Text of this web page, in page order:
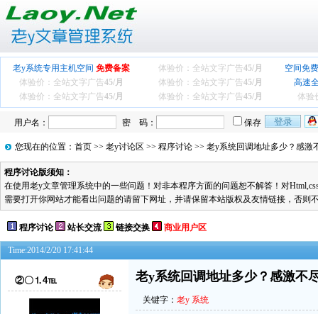
老y系统专用主机空间 免费备案 体验价：全站文字广告45/月
空间免
体验价：全站文字广告45/月 体验价：全站文字广告45/月
高速
体验价：全站文字广告45/月 体验价：全站文字广告45/月 体验
用户名： 密 码： 保存
您现在的位置： 首页 >> 老y讨论区 >> 程序讨论 >> 老y系统回调地址多少？感激
程序讨论版须知：
在使用老y文章管理系统中的一些问题！对非本程序方面的问题恕不解答！对
需要打开你网站才能看出问题的请留下网址，并请保留本站版权及友情链接，否则
程序讨论 站长交流 链接交换 商业用户区
Time:2014/2/20 17:41:44
②〇⒈4℡ 老y系统回调地址多少？感激不
关键字： 老y 系统